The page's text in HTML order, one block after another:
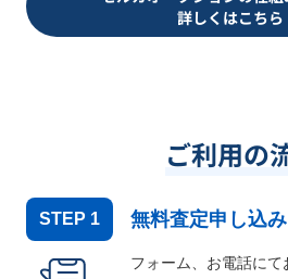
詳しくはこちら
ご利用の
STEP 1 無料査定申し込み
フォーム、お電話に